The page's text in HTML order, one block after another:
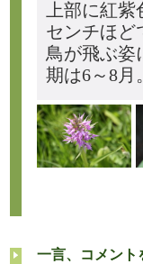
上部に紅紫
センチほど
鳥が飛ぶ姿
期は6～8月
一言、コメント